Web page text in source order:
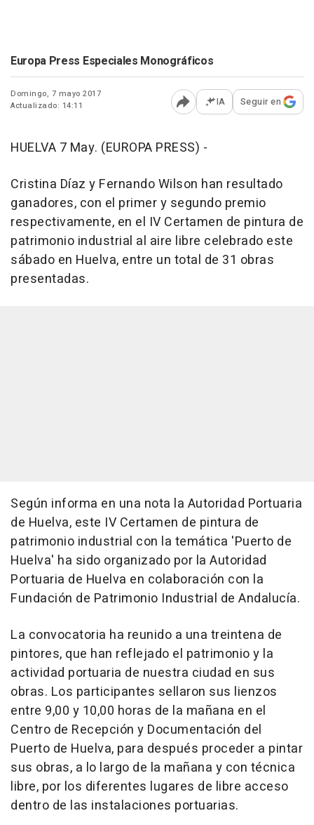
Europa Press Especiales Monográficos
Domingo, 7 mayo 2017
Actualizado: 14:11
Abrir opciones para
IA Seguir en
HUELVA 7 May. (EUROPA PRESS) -
Cristina Díaz y Fernando Wilson han resultado
ganadores, con el primer y segundo premio
respectivamente, en el IV Certamen de pintura de
patrimonio industrial al aire libre celebrado este
sábado en Huelva, entre un total de 31 obras
presentadas.
Según informa en una nota la Autoridad Portuaria
de Huelva, este IV Certamen de pintura de
patrimonio industrial con la temática 'Puerto de
Huelva' ha sido organizado por la Autoridad
Portuaria de Huelva en colaboración con la
Fundación de Patrimonio Industrial de Andalucía.
La convocatoria ha reunido a una treintena de
pintores, que han reflejado el patrimonio y la
actividad portuaria de nuestra ciudad en sus
obras. Los participantes sellaron sus lienzos
entre 9,00 y 10,00 horas de la mañana en el
Centro de Recepción y Documentación del
Puerto de Huelva, para después proceder a pintar
sus obras, a lo largo de la mañana y con técnica
libre, por los diferentes lugares de libre acceso
dentro de las instalaciones portuarias.